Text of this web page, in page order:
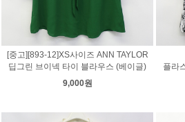
[중고][893-12]XS사이즈 ANN TAYLOR
딥그린 브이넥 타이 블라우스 (베이글)
9,000원
플라